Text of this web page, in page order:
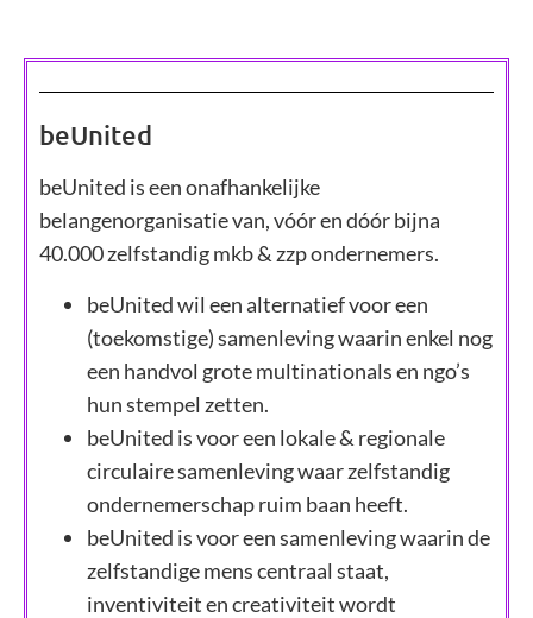
beUnited
beUnited is een onafhankelijke
belangenorganisatie van, vóór en dóór bijna
40.000 zelfstandig mkb & zzp ondernemers.
beUnited wil een alternatief voor een
(toekomstige) samenleving waarin enkel nog
een handvol grote multinationals en ngo’s
hun stempel zetten.
beUnited is voor een lokale & regionale
circulaire samenleving waar zelfstandig
ondernemerschap ruim baan heeft.
beUnited is voor een samenleving waarin de
zelfstandige mens centraal staat,
inventiviteit en creativiteit wordt